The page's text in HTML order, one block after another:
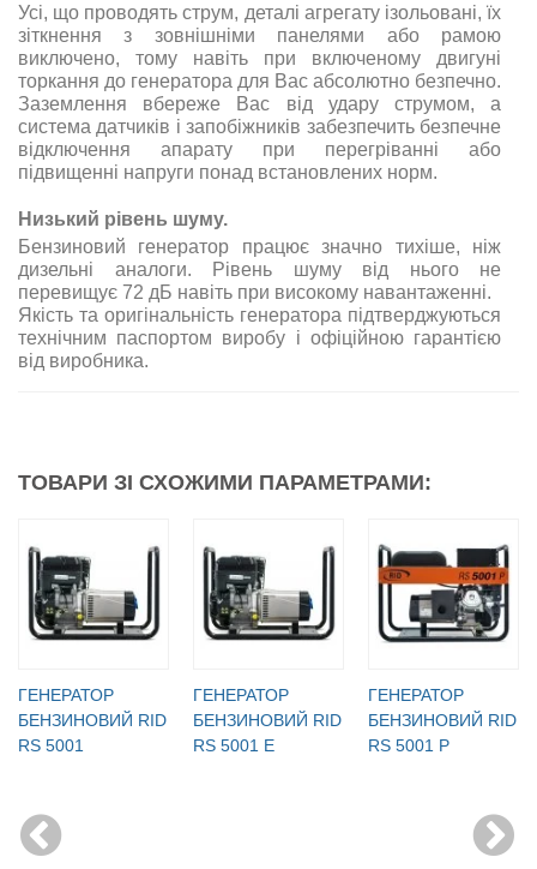
Усі, що проводять струм, деталі агрегату ізольовані, їх
зіткнення з зовнішніми панелями або рамою
виключено, тому навіть при включеному двигуні
торкання до генератора для Вас абсолютно безпечно.
Заземлення вбереже Вас від удару струмом, а
система датчиків і запобіжників забезпечить безпечне
відключення апарату при перегріванні або
підвищенні напруги понад встановлених норм.
Низький рівень шуму.
Бензиновий генератор працює значно тихіше, ніж
дизельні аналоги. Рівень шуму від нього не
перевищує 72 дБ навіть при високому навантаженні.
Якість та оригінальність генератора підтверджуються
технічним паспортом виробу і офіційною гарантією
від виробника.
ТОВАРИ ЗІ СХОЖИМИ ПАРАМЕТРАМИ:
ГЕНЕРАТОР
БЕНЗИНОВИЙ RID
RS 5001
ГЕНЕРАТОР
БЕНЗИНОВИЙ RID
RS 5001 E
ГЕНЕРАТОР
БЕНЗИНОВИЙ RID
RS 5001 P